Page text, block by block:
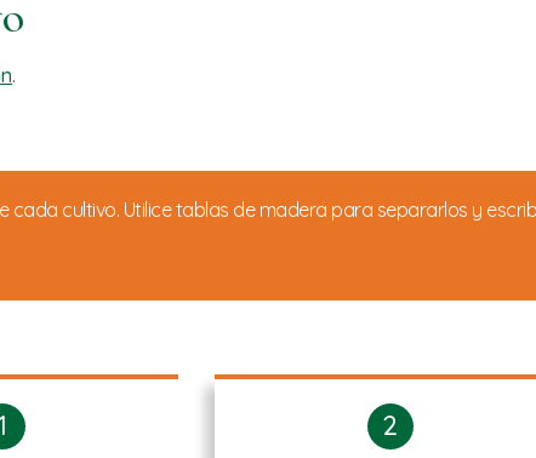
.
cada cultivo. Utilice tablas de madera para separarlos y
2